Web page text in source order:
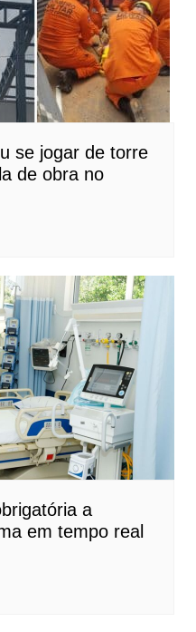
se jogar de torre
de obra no
a
em tempo real